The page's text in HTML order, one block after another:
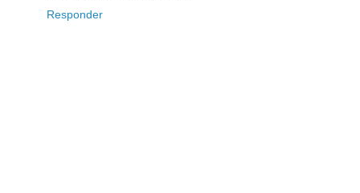
Responder